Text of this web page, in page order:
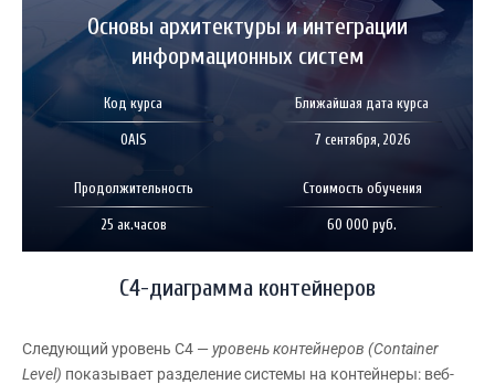
Основы архитектуры и интеграции
информационных систем
Код курса
OAIS
Ближайшая дата курса
7 сентября, 2026
Продолжительность
25 ак.часов
Стоимость обучения
60 000 руб.
C4-диаграмма контейнеров
Следующий уровень C4 — уровень контейнеров (Container
Level) показывает разделение системы на контейнеры: веб-